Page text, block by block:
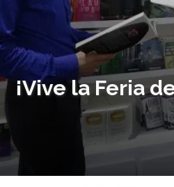
¡Vive la Feria